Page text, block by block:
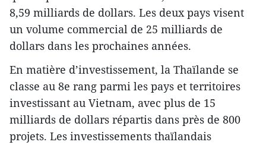
8,59 milliards de dollars. Les deux pays visent
un volume commercial de 25 milliards de
dollars dans les prochaines années.
En matière d’investissement, la Thaïlande se
classe au 8e rang parmi les pays et territoires
investissant au Vietnam, avec plus de 15
milliards de dollars répartis dans près de 800
projets. Les investissements thaïlandais